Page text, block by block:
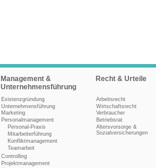
Management &
Unternehmensführung
Existenzgründung
Unternehmensführung
Marketing
Personalmanagement
Personal-Praxis
Mitarbeiterführung
Konfliktmanagement
Teamarbeit
Controlling
Projektmanagement
Recht & Urteile
Arbeitsrecht
Wirtschaftsrecht
Verbraucher
Betriebsrat
Altersvorsorge &
Sozialversicherungen